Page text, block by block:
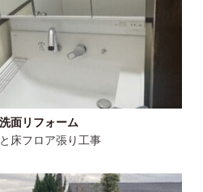
面リフォーム
床フロア張り工事